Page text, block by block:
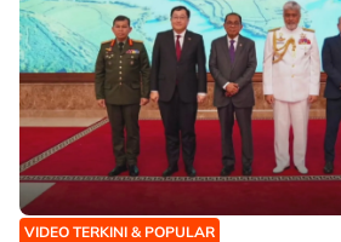
VIDEO TERKINI & POPULAR